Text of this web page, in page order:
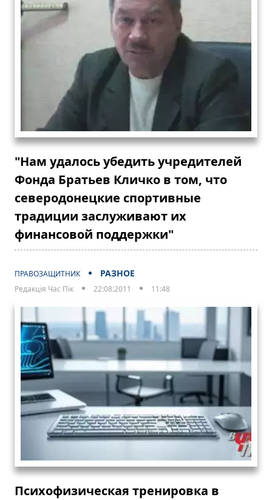
"Нам удалось убедить учредителей
Фонда Братьев Кличко в том, что
северодонецкие спортивные
традиции заслуживают их
финансовой поддержки"
ПРАВОЗАЩИТНИК РАЗНОЕ
Редакція Час Пік 22:08:2011 11:48
Психофизическая тренировка в